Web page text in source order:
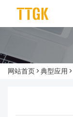
网站首页>典型应用 >